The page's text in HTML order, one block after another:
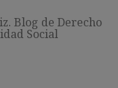
Blog de Derecho
Social